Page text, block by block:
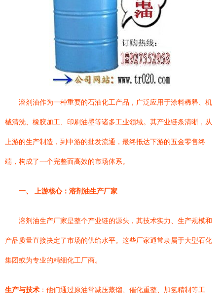
溶剂油作为一种重要的石油化工产品，广泛应用于涂料稀释、机
械清洗、橡胶加工、印刷油墨等诸多工业领域。其产业链条清晰，从
上游的生产制造，到中游的批发流通，最终抵达下游的五金零售终
端，构成了一个完整而高效的市场体系。
一、 上游核心：溶剂油生产厂家
溶剂油生产厂家是整个产业链的源头，其技术实力、生产规模和
产品质量直接决定了市场的供给水平。这些厂家通常隶属于大型石化
集团或为专业的精细化工厂商。
生产与技术 ：他们通过原油常减压蒸馏、催化重整、加氢精制等工